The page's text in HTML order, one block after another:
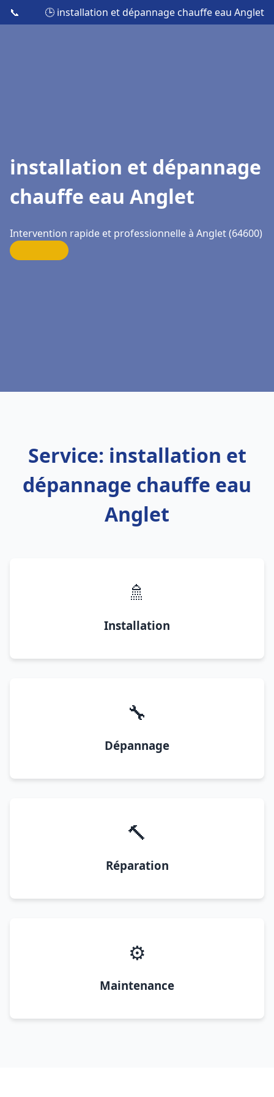
📞 🕒 installation et dépannage chauffe eau Anglet
installation et dépannage
chauffe eau Anglet
Intervention rapide et professionnelle à Anglet (64600)
Service: installation et
dépannage chauffe eau
Anglet
🚿
Installation
🔧
Dépannage
🔨
Réparation
⚙️
Maintenance